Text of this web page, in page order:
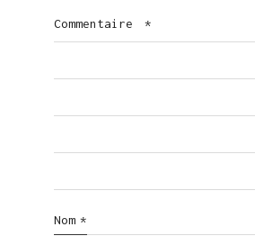
Commentaire *
Nom *